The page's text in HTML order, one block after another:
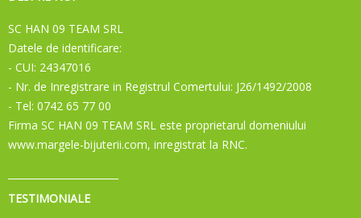
SC HAN 09 TEAM SRL
Datele de identificare:
- CUI: 24347016
- Nr. de Inregistrare in Registrul Comertului: J26/1492/2008
- Tel: 0742 65 77 00
Firma SC HAN 09 TEAM SRL este proprietarul domeniului
www.margele-bijuterii.com, inregistrat la RNC.
TESTIMONIALE